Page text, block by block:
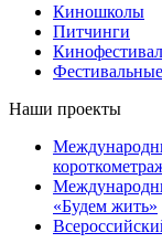
Киношколы
Питчинги
Фестивальные
Наши проекты
«Будем жить»